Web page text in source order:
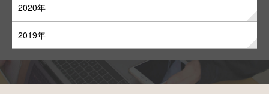
2020年
2019年